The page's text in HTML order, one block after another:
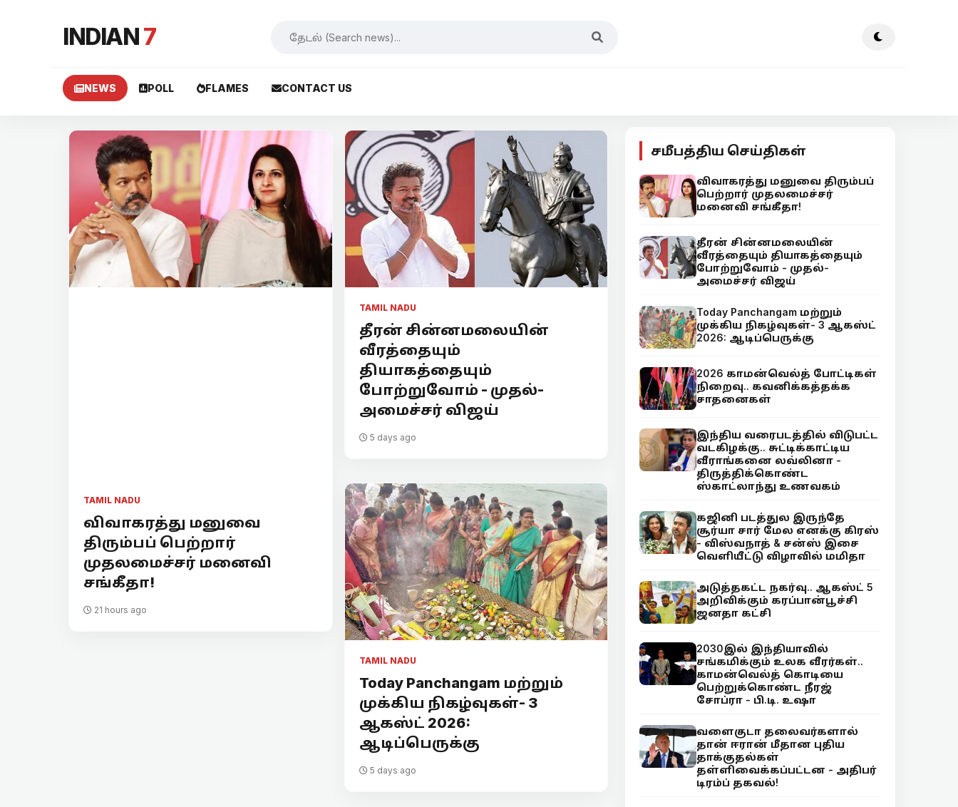
INDIAN7
NEWS POLL FLAMES CONTACT US
TAMIL NADU
விவாகரத்து மனுவை
திரும்பப் பெற்றார்
முதலமைச்சர் மனைவி
சங்கீதா!
21 hours ago
TAMIL NADU
தீரன் சின்னமலையின்
வீரத்தையும்
தியாகத்தையும்
போற்றுவோம் - முதல்-
அமைச்சர் விஜய்
5 days ago
TAMIL NADU
Today Panchangam மற்றும்
முக்கிய நிகழ்வுகள்- 3
ஆகஸ்ட் 2026:
ஆடிப்பெருக்கு
5 days ago
சமீபத்திய செய்திகள்
விவாகரத்து மனுவை திரும்பப்
பெற்றார் முதலமைச்சர்
மனைவி சங்கீதா!
தீரன் சின்னமலையின்
வீரத்தையும் தியாகத்தையும்
போற்றுவோம் - முதல்-
அமைச்சர் விஜய்
Today Panchangam மற்றும்
முக்கிய நிகழ்வுகள்- 3 ஆகஸ்ட்
2026: ஆடிப்பெருக்கு
2026 காமன்வெல்த் போட்டிகள்
நிறைவு.. கவனிக்கத்தக்க
சாதனைகள்
இந்திய வரைபடத்தில் விடுபட்ட
வடகிழக்கு.. சுட்டிக்காட்டிய
வீராங்கனை லவ்லினா -
திருத்திக்கொண்ட
ஸ்காட்லாந்து உணவகம்
கஜினி படத்துல இருந்தே
சூர்யா சார் மேல எனக்கு கிரஸ்
- விஸ்வநாத் & சன்ஸ் இசை
வெளியீட்டு விழாவில் மமிதா
அடுத்தகட்ட நகர்வு.. ஆகஸ்ட் 5
அறிவிக்கும் கரப்பான்பூச்சி
ஜனதா கட்சி
2030இல் இந்தியாவில்
சங்கமிக்கும் உலக வீரர்கள்..
காமன்வெல்த் கொடியை
பெற்றுக்கொண்ட நீரஜ்
சோப்ரா - பி.டி. உஷா
வளைகுடா தலைவர்களால்
தான் ஈரான் மீதான புதிய
தாக்குதல்கள்
தள்ளிவைக்கப்பட்டன - அதிபர்
டிரம்ப் தகவல்!